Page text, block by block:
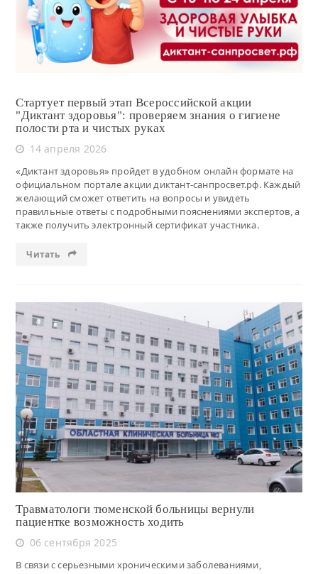
Стартует первый этап Всероссийской акции
"Диктант здоровья": проверяем знания о гигиене
полости рта и чистых руках
14 апреля 2026
«Диктант здоровья» пройдет в удобном онлайн формате на
официальном портале акции диктант-санпросвет.рф. Каждый
желающий сможет ответить на вопросы и увидеть
правильные ответы с подробными пояснениями экспертов, а
также получить электронный сертификат участника.
Читать
Читать
Травматологи тюменской больницы вернули
пациентке возможность ходить
06 сентября 2025
В связи с серьезными хроническими заболеваниями,